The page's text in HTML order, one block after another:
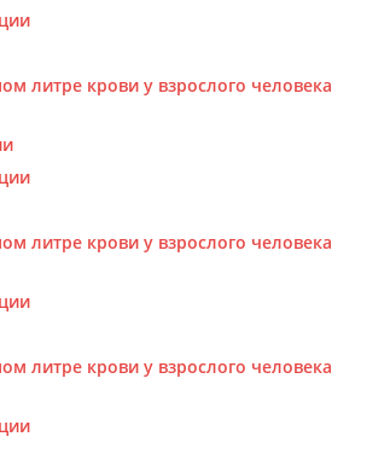
литре крови у взрослого человека
литре крови у взрослого человека
литре крови у взрослого человека